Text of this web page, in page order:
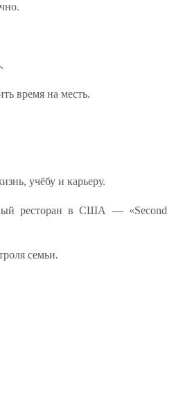
время на месть.
учёбу и карьеру.
ресторан в США — «Second
семьи.